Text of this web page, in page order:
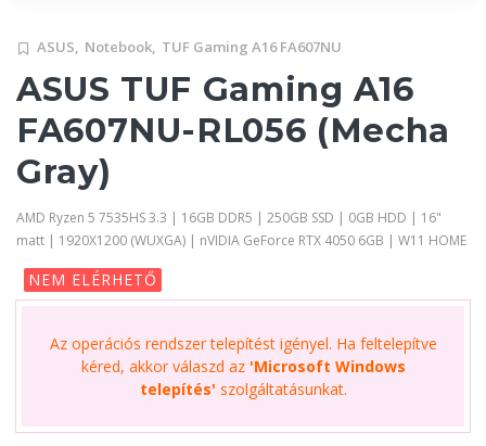
ASUS, Notebook, TUF Gaming A16 FA607NU
ASUS TUF Gaming A16
FA607NU-RL056 (Mecha
Gray)
AMD Ryzen 5 7535HS 3.3 | 16GB DDR5 | 250GB SSD | 0GB HDD | 16"
matt | 1920X1200 (WUXGA) | nVIDIA GeForce RTX 4050 6GB | W11 HOME
NEM ELÉRHETŐ
Az operációs rendszer telepítést igényel. Ha feltelepítve
kéred, akkor válaszd az 'Microsoft Windows
telepítés' szolgáltatásunkat.